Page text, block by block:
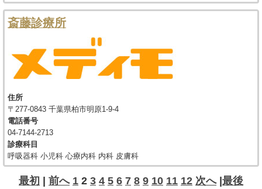
斎藤診療所
住所
〒277-0843 千葉県柏市明原1-9-4
電話番号
04-7144-2713
診療科目
呼吸器科 小児科 心療内科 内科 皮膚科
最初 | 前へ 1 2 3 4 5 6 7 8 9 10 11 12 次へ|最後